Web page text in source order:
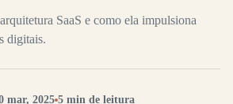
SaaS e como ela impulsiona
digitais.
mar, 2025 5 min de leitura